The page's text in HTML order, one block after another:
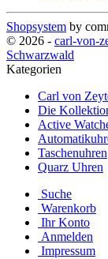
Shopsystem by
© 2026 - carl-von-
Schwarzwald
Kategorien
Carl von
Die
Active
Taschenuhren
Quarz Uhren
Suche
Warenkorb
Ihr Konto
Anmelden
Impressum